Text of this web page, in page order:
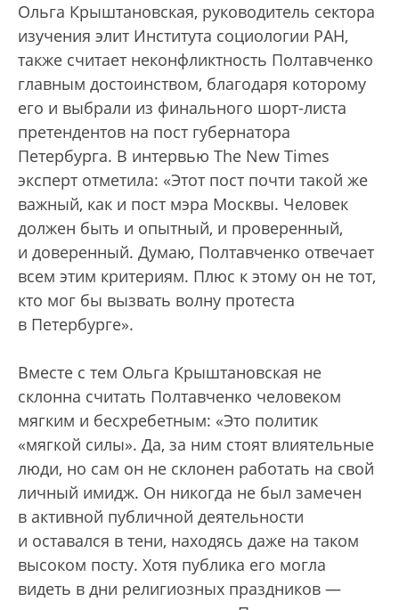
Ольга Крыштановская, руководитель сектора
изучения элит Института социологии РАН,
также считает неконфликтность Полтавченко
главным достоинством, благодаря которому
его и выбрали из финального шорт-листа
претендентов на пост губернатора
Петербурга. В интервью The New Times
эксперт отметила: «Этот пост почти такой же
важный, как и пост мэра Москвы. Человек
должен быть и опытный, и проверенный,
и доверенный. Думаю, Полтавченко отвечает
всем этим критериям. Плюс к этому он не тот,
кто мог бы вызвать волну протеста
в Петербурге».
Вместе с тем Ольга Крыштановская не
склонна считать Полтавченко человеком
мягким и бесхребетным: «Это политик
«мягкой силы». Да, за ним стоят влиятельные
люди, но сам он не склонен работать на свой
личный имидж. Он никогда не был замечен
в активной публичной деятельности
и оставался в тени, находясь даже на таком
высоком посту. Хотя публика его могла
видеть в дни религиозных праздников —